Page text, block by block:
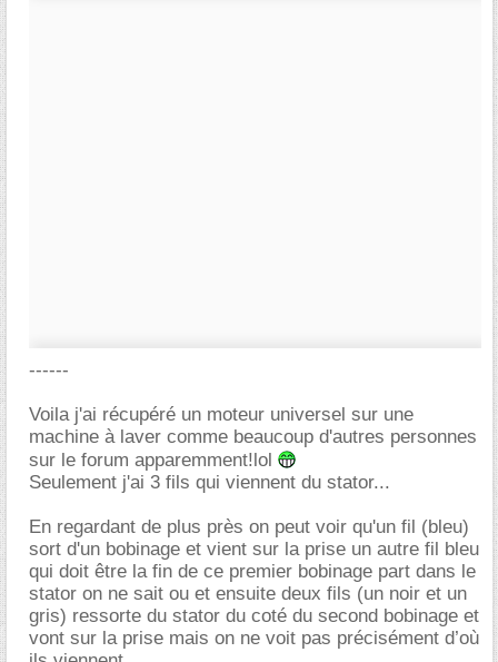
------
Voila j'ai récupéré un moteur universel sur une
machine à laver comme beaucoup d'autres personnes
sur le forum apparemment!lol
Seulement j'ai 3 fils qui viennent du stator...
En regardant de plus près on peut voir qu'un fil (bleu)
sort d'un bobinage et vient sur la prise un autre fil bleu
qui doit être la fin de ce premier bobinage part dans le
stator on ne sait ou et ensuite deux fils (un noir et un
gris) ressorte du stator du coté du second bobinage et
vont sur la prise mais on ne voit pas précisément d’où